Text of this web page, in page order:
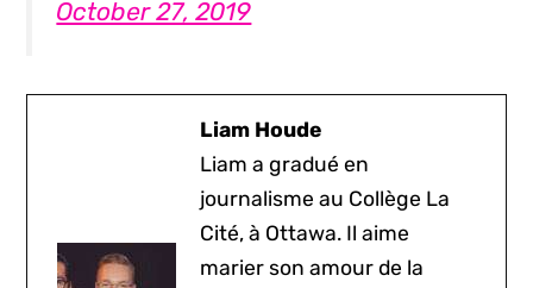
October 27, 2019
Liam Houde
Liam a gradué en
journalisme au Collège La
Cité, à Ottawa. Il aime
marier son amour de la